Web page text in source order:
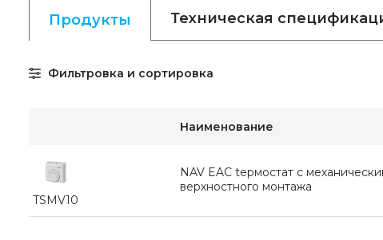
Продукты Техническая
Фильтровка и сортировка
Наименование
TSMV10
NAV EAC tермостат с
верхностного монтажа